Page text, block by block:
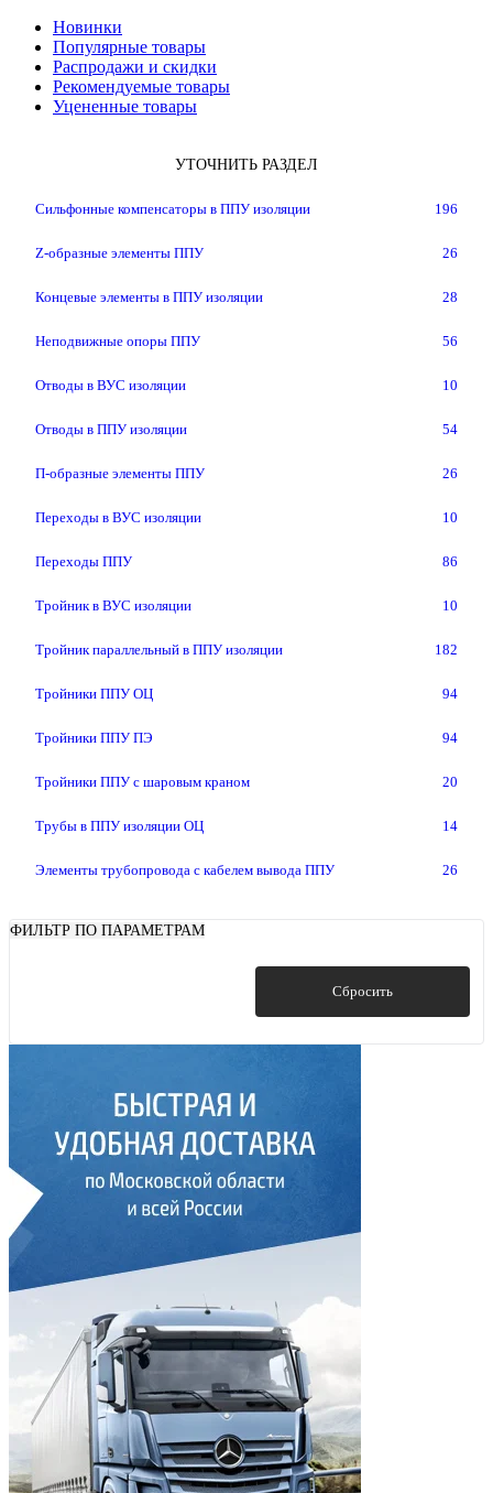
Новинки
Популярные товары
Распродажи и скидки
Рекомендуемые товары
Уцененные товары
УТОЧНИТЬ РАЗДЕЛ
Cильфонные компенсаторы в ППУ изоляции 196
Z-образные элементы ППУ 26
Концевые элементы в ППУ изоляции 28
Неподвижные опоры ППУ 56
Отводы в ВУС изоляции 10
Отводы в ППУ изоляции 54
П-образные элементы ППУ 26
Переходы в ВУС изоляции 10
Переходы ППУ 86
Тройник в ВУС изоляции 10
Тройник параллельный в ППУ изоляции 182
Тройники ППУ ОЦ 94
Тройники ППУ ПЭ 94
Тройники ППУ с шаровым краном 20
Трубы в ППУ изоляции ОЦ 14
Элементы трубопровода с кабелем вывода ППУ 26
ФИЛЬТР ПО ПАРАМЕТРАМ
Сбросить